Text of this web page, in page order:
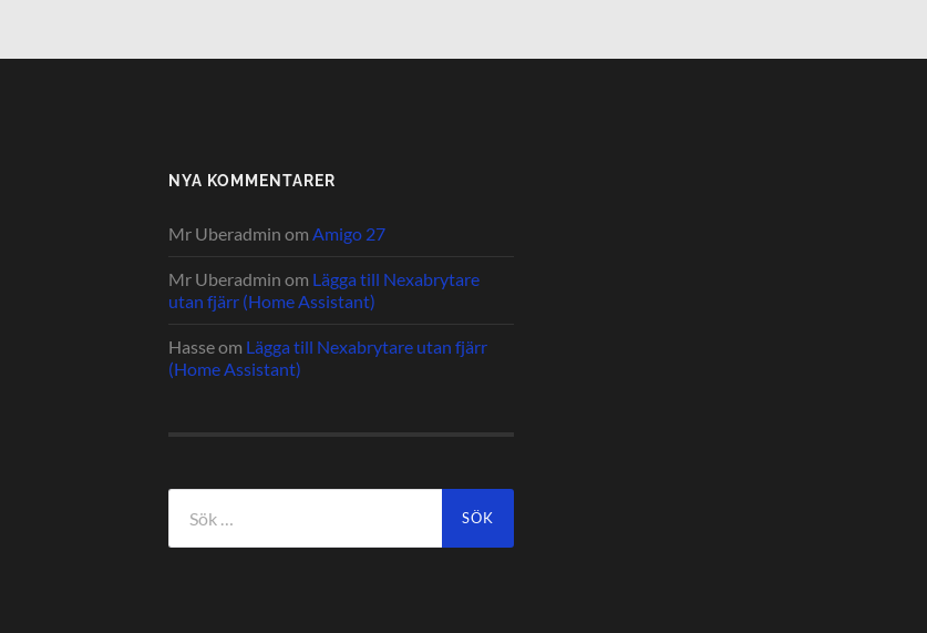
NYA KOMMENTARER
Mr Uberadmin om Amigo 27
Mr Uberadmin om Lägga till Nexabrytare
utan fjärr (Home Assistant)
Hasseom Lägga till Nexabrytare utan fjärr
(Home Assistant)
efter: